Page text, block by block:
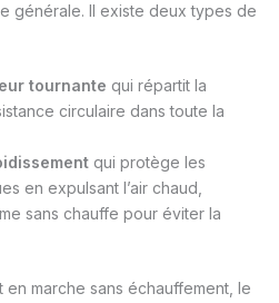
générale. Il existe deux types de
tournante qui répartit la
circulaire dans toute la
qui protège les
en expulsant l’air chaud,
sans chauffe pour éviter la
en marche sans échauffement, le